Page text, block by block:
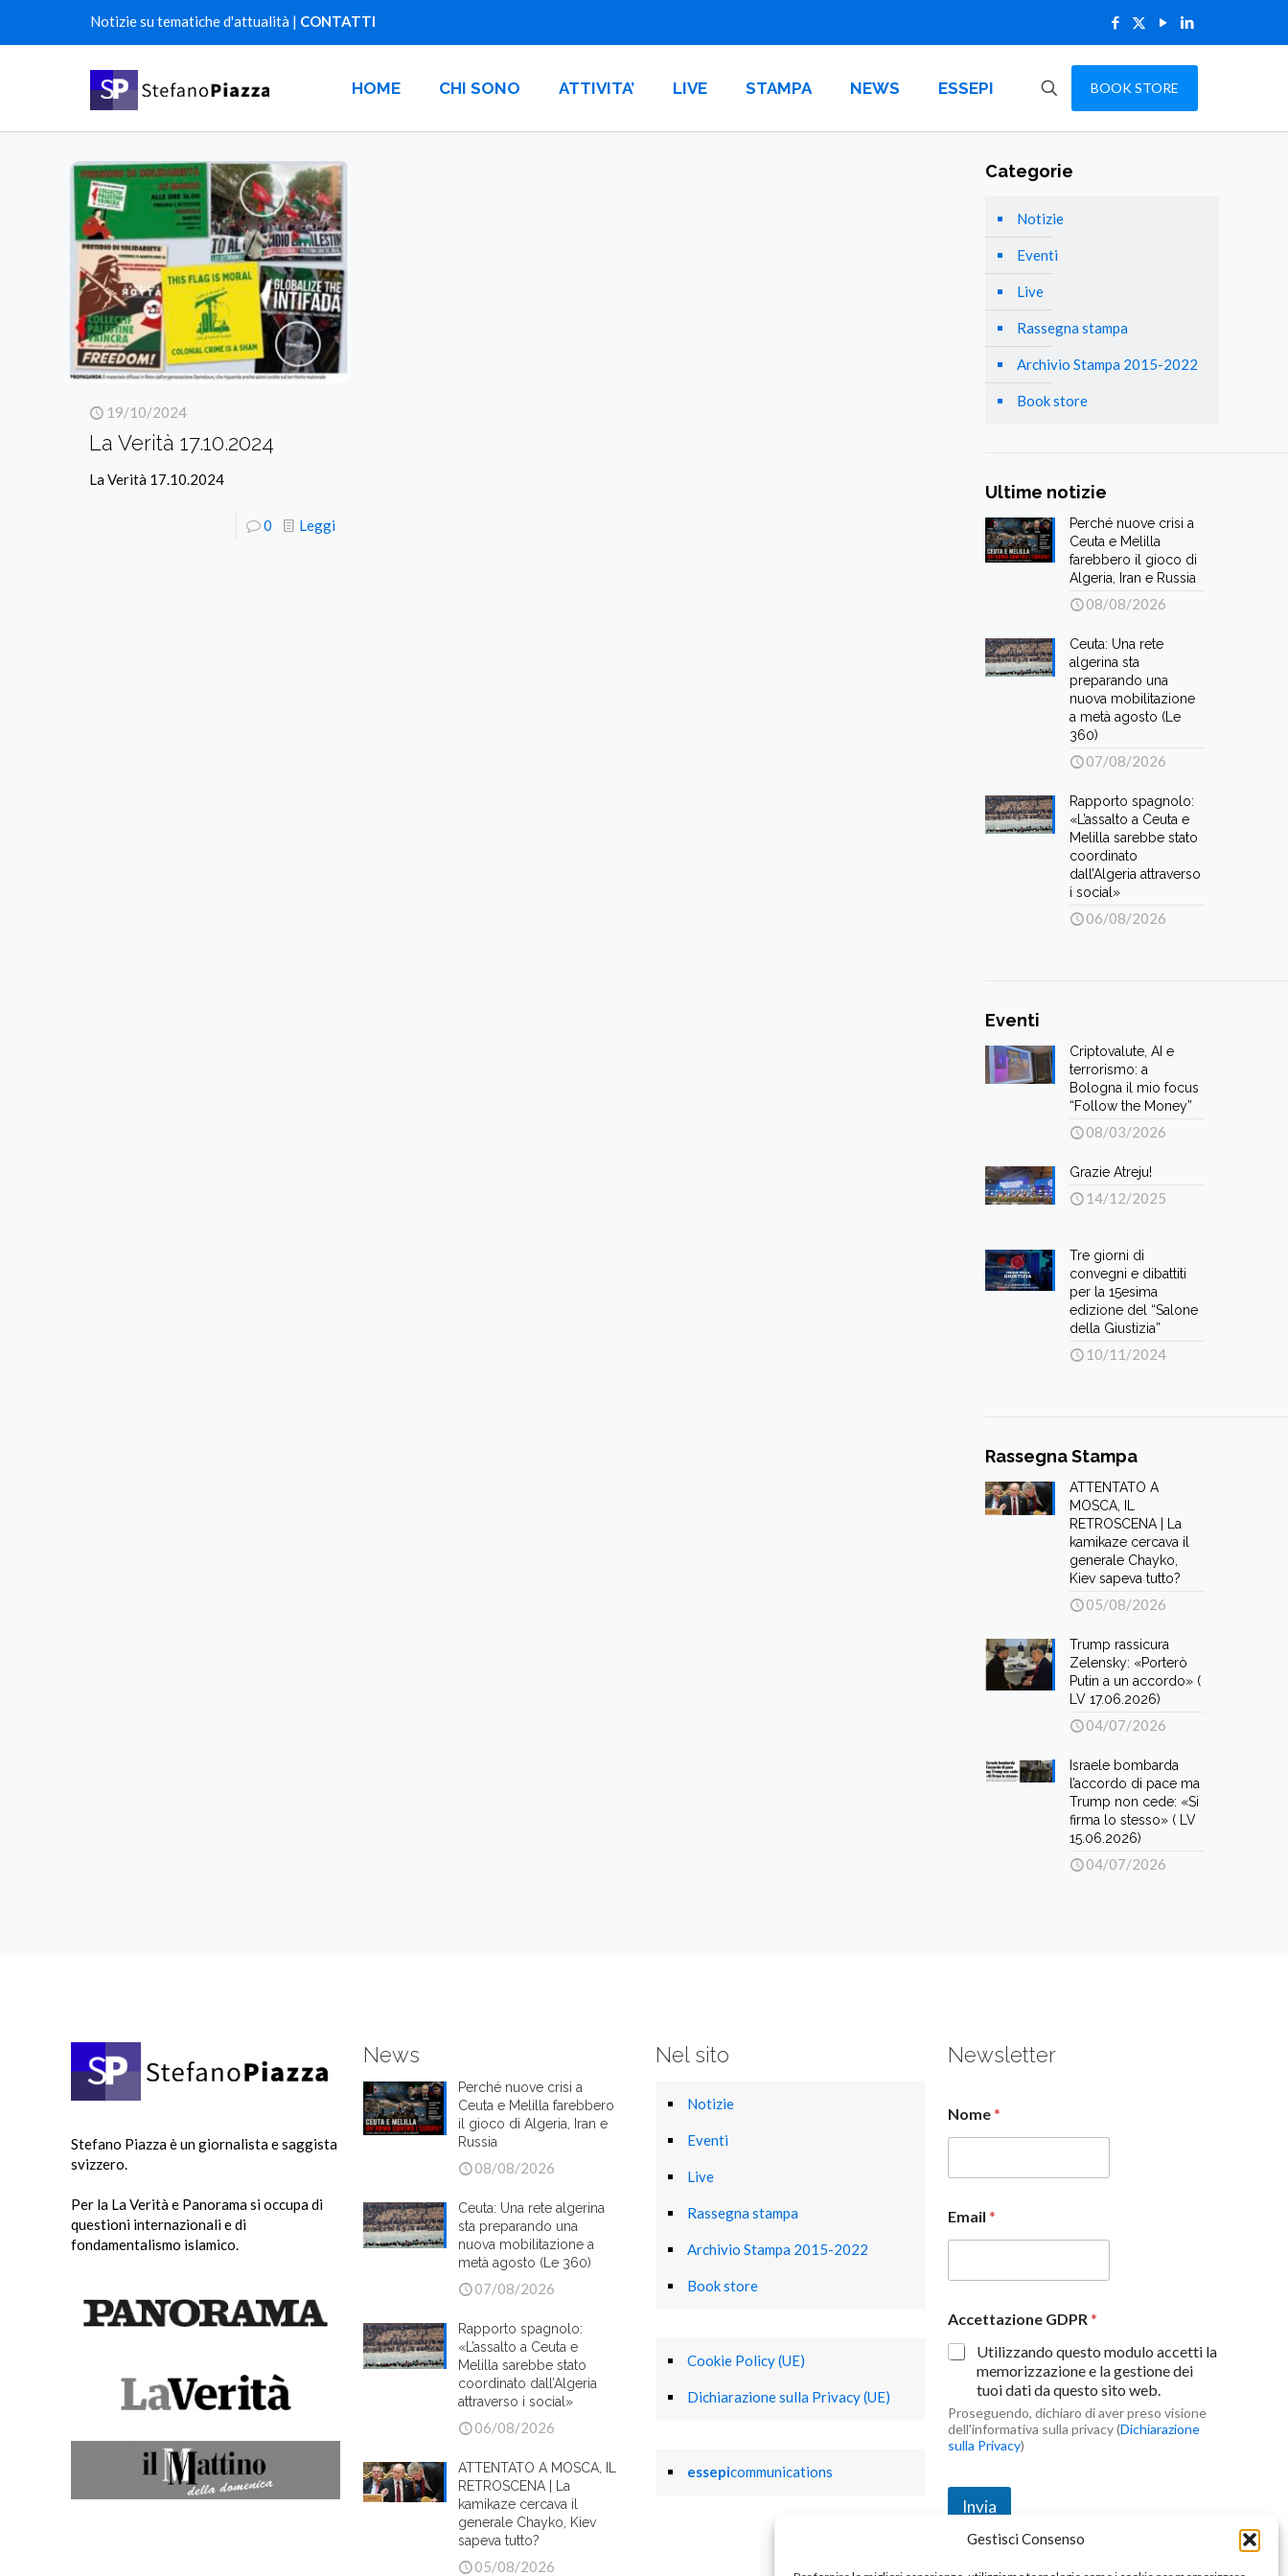
Gestisci Consenso
Notizie su tematiche d'attualità | CONTATTI
HOME CHI SONO ATTIVITA’ LIVE STAMPA NEWS ESSEPI BOOK STORE
19/10/2024
La Verità 17.10.2024
La Verità 17.10.2024
0 Leggi
Categorie
Notizie
Eventi
Live
Rassegna stampa
Archivio Stampa 2015-2022
Book store
Ultime notizie
Perché nuove crisi a
Ceuta e Melilla
farebbero il gioco di
Algeria, Iran e Russia
08/08/2026
Ceuta: Una rete
algerina sta
preparando una
nuova mobilitazione
a metà agosto (Le
360)
07/08/2026
Rapporto spagnolo:
«L’assalto a Ceuta e
Melilla sarebbe stato
coordinato
dall’Algeria attraverso
i social»
06/08/2026
Eventi
Criptovalute, AI e
terrorismo: a
Bologna il mio focus
“Follow the Money”
08/03/2026
Grazie Atreju!
14/12/2025
Tre giorni di
convegni e dibattiti
per la 15esima
edizione del “Salone
della Giustizia”
10/11/2024
Rassegna Stampa
ATTENTATO A
MOSCA, IL
RETROSCENA | La
kamikaze cercava il
generale Chayko,
Kiev sapeva tutto?
05/08/2026
Trump rassicura
Zelensky: «Porterò
Putin a un accordo» (
LV 17.06.2026)
04/07/2026
Israele bombarda
l’accordo di pace ma
Trump non cede: «Si
firma lo stesso» ( LV
15.06.2026)
04/07/2026
Stefano Piazza è un giornalista e saggista
svizzero.
Per la La Verità e Panorama si occupa di
questioni internazionali e di
fondamentalismo islamico.
News
Perché nuove crisi a
Ceuta e Melilla farebbero
il gioco di Algeria, Iran e
Russia
08/08/2026
Ceuta: Una rete algerina
sta preparando una
nuova mobilitazione a
metà agosto (Le 360)
07/08/2026
Rapporto spagnolo:
«L’assalto a Ceuta e
Melilla sarebbe stato
coordinato dall’Algeria
attraverso i social»
06/08/2026
ATTENTATO A MOSCA, IL
RETROSCENA | La
kamikaze cercava il
generale Chayko, Kiev
sapeva tutto?
05/08/2026
Nel sito
Notizie
Eventi
Live
Rassegna stampa
Archivio Stampa 2015-2022
Book store
Cookie Policy (UE)
Dichiarazione sulla Privacy (UE)
essepicommunications
Newsletter
Nome*
Email *
Accettazione GDPR*
Utilizzando questo modulo accetti la
memorizzazione e la gestione dei
tuoi dati da questo sito web.
Proseguendo, dichiaro di aver preso visione
dell'informativa sulla privacy (Dichiarazione
sulla Privacy)
Invia